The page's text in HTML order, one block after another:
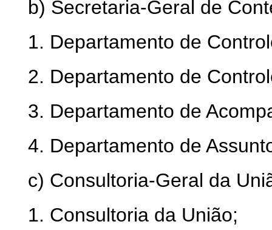
b) Secretaria-Geral de
1. Departamento de
2. Departamento de
3. Departamento de
4. Departamento de
c) Consultoria-Geral da
1. Consultoria da União;